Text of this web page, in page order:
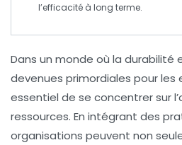
l’efficacité à long terme.
Dans un monde où la durabilité
devenues primordiales pour les
essentiel de se concentrer sur l’
ressources. En intégrant des
organisations peuvent non